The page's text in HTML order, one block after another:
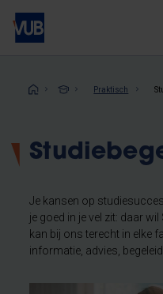
Overslaan
naar
inhoud
Praktisch
Je kansen op
je goed in je vel zit: daar
kan bij ons terecht in elke
informatie, advies,